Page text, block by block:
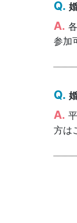
参加
方は